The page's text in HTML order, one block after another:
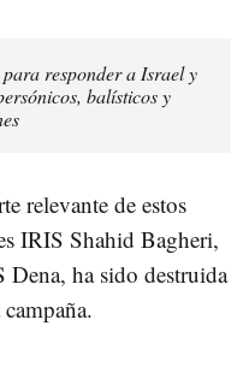
responder a Israel y
balísticos y
relevante de estos
IRIS Shahid Bagheri,
Dena, ha sido destruida